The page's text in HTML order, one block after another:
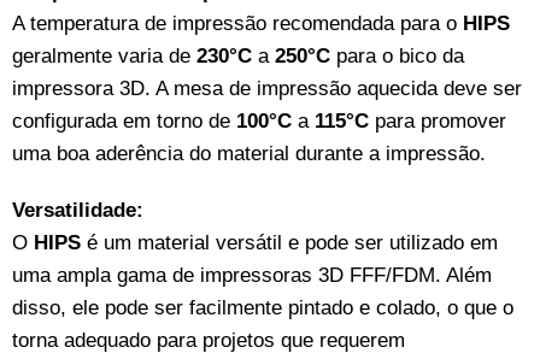
A temperatura de impressão recomendada para o HIPS
geralmente varia de 230°C a 250°C para o bico da
impressora 3D. A mesa de impressão aquecida deve ser
configurada em torno de 100°C a 115°C para promover
uma boa aderência do material durante a impressão.
Versatilidade:
O HIPS é um material versátil e pode ser utilizado em
uma ampla gama de impressoras 3D FFF/FDM. Além
disso, ele pode ser facilmente pintado e colado, o que o
torna adequado para projetos que requerem